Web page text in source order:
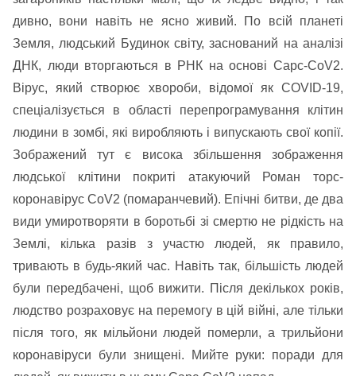
дивно, вони навіть не ясно живий. По всій планеті
Земля, людський Будинок світу, заснований на аналізі
ДНК, люди вторгаються в РНК на основі Сарс-CoV2.
Вірус, який створює хвороби, відомої як COVID-19,
спеціалізується в області перепрограмування клітин
людини в зомбі, які виробляють і випускають свої копії.
Зображений тут є висока збільшення зображення
людської клітини покриті атакуючий Роман торс-
коронавірус CoV2 (помаранчевий). Епічні битви, де два
види умиротворяти в боротьбі зі смертю не рідкість на
Землі, кілька разів з участю людей, як правило,
тривають в будь-який час. Навіть так, більшість людей
були передбачені, щоб вижити. Після декількох років,
людство розраховує на перемогу в цій війні, але тільки
після того, як мільйони людей померли, а трильйони
коронавіруси були знищені. Мийте руки: поради для